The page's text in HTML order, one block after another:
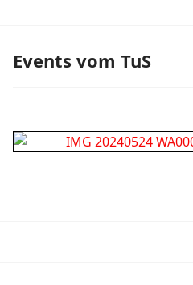
Events vom TuS